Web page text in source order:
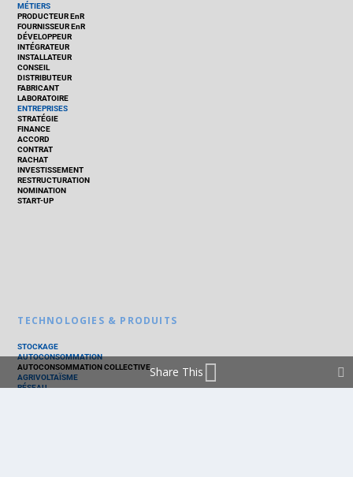
MÉTIERS
PRODUCTEUR EnR
FOURNISSEUR EnR
DÉVELOPPEUR
INTÉGRATEUR
INSTALLATEUR
CONSEIL
DISTRIBUTEUR
FABRICANT
LABORATOIRE
ENTREPRISES
STRATÉGIE
FINANCE
ACCORD
CONTRAT
RACHAT
INVESTISSEMENT
RESTRUCTURATION
NOMINATION
START-UP
TECHNOLOGIES & PRODUITS
STOCKAGE
AUTOCONSOMMATION
AUTOCONSOMMATION COLLECTIVE
AGRIVOLTAÏSME
RÉSEAU
Share This